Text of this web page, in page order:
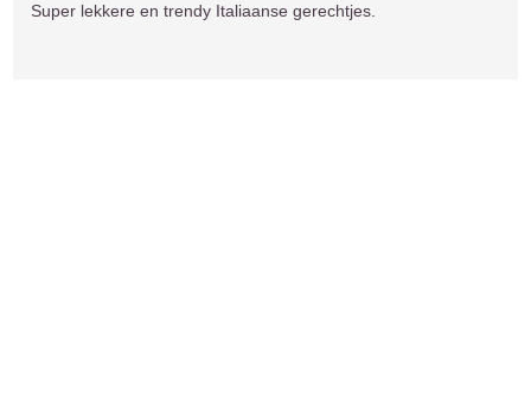
Super lekkere en trendy Italiaanse gerechtjes.